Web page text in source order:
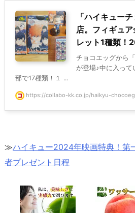
「ハイキュー
店。フィギュ
レット1種類！
チョコエッグから
が登場♪中に入っ
部で17種類！１ ...
https://collabo-kk.co.jp/haikyu-
≫ハイキュー2024年映画特典！第
者プレゼント日程